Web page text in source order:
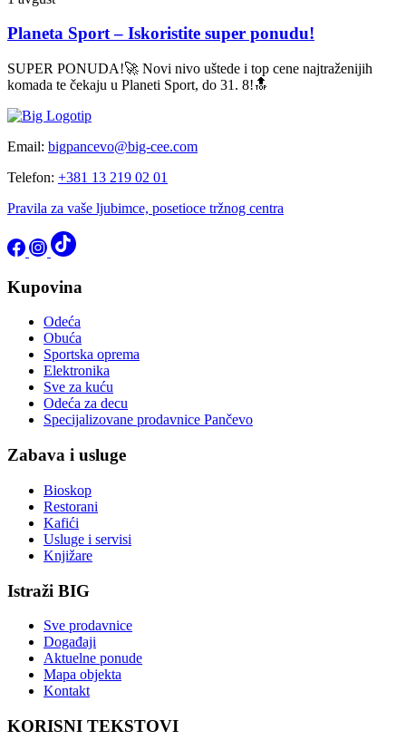
Planeta Sport – Iskoristite super ponudu!
SUPER PONUDA!🚀 Novi nivo uštede i top cene najtraženijih
komada te čekaju u Planeti Sport, do 31. 8!🔝
Email: bigpancevo@big-cee.com
Telefon: +381 13 219 02 01
Pravila za vaše ljubimce, posetioce tržnog centra
Kupovina
Odeća
Obuća
Sportska oprema
Elektronika
Sve za kuću
Odeća za decu
Specijalizovane prodavnice Pančevo
Zabava i usluge
Bioskop
Restorani
Kafići
Usluge i servisi
Knjižare
Istraži BIG
Sve prodavnice
Događaji
Aktuelne ponude
Mapa objekta
Kontakt
KORISNI TEKSTOVI